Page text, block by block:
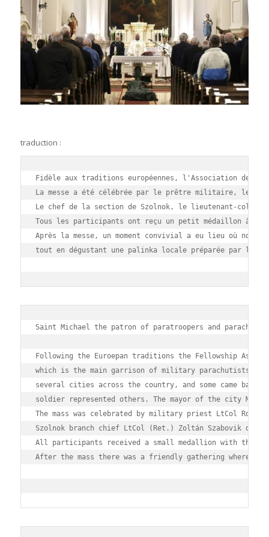
traduction :
Fidèle aux traditions européennes, l'Association des
La messe a été célébrée par le prêtre militaire, le
Le chef de la section de Szolnok, le lieutenant-colonel
Tous les participants ont reçu un petit médaillon à
Après la messe, un moment convivial a eu lieu où nous
tout en dégustant une palinka locale préparée par l'un
Saint Michael the patron of paratroopers and
Following the Euroepan traditions the Fellowship
which is the main garrison of military parachutists
several cities across the country, and some came
soldier represented others. The mayor of the city
The mass was celebrated by military priest LtCol
Szolnok branch chief LtCol (Ret.) Zoltán Szabovik
All participants received a small medallion with the
After the mass there was a friendly gathering where